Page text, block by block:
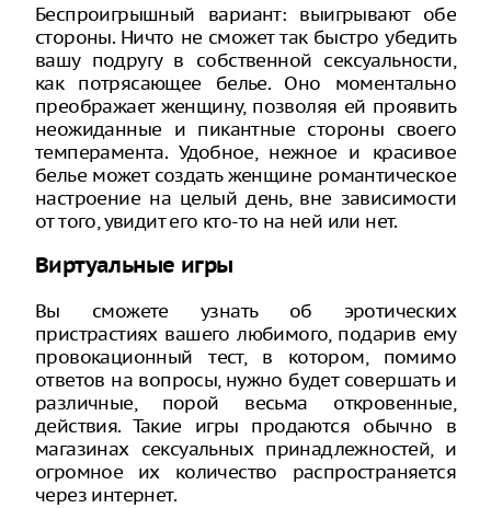
Беспроигрышный вариант: выигрывают обе
стороны. Ничто не сможет так быстро убедить
вашу подругу в собственной сексуальности,
как потрясающее белье. Оно моментально
преображает женщину, позволяя ей проявить
неожиданные и пикантные стороны своего
темперамента. Удобное, нежное и красивое
белье может создать женщине романтическое
настроение на целый день, вне зависимости
от того, увидит его кто-то на ней или нет.
Виртуальные игры
Вы сможете узнать об эротических
пристрастиях вашего любимого, подарив ему
провокационный тест, в котором, помимо
ответов на вопросы, нужно будет совершать и
различные, порой весьма откровенные,
действия. Такие игры продаются обычно в
магазинах сексуальных принадлежностей, и
огромное их количество распространяется
через интернет.